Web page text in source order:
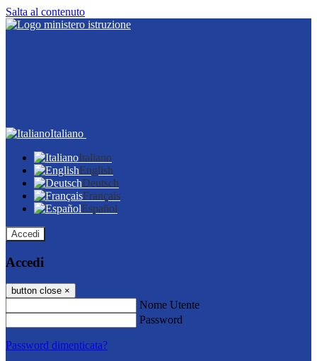
Salta al contenuto
Italiano
Italiano
English
Deutsch
Français
Español
Accedi
Accedi
button close ×
Nome Utente
Password
Password dimenticata?